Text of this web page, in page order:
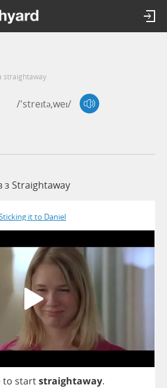
straightaway
/'streɪtə,weɪ/
з Straightaway
it to Daniel
to startstraightaway.